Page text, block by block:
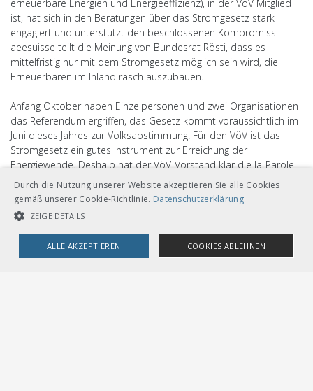
erneuerbare Energien und Energieeffizienz), in der VöV Mitglied
ist, hat sich in den Beratungen über das Stromgesetz stark
engagiert und unterstützt den beschlossenen Kompromiss.
aeesuisse teilt die Meinung von Bundesrat Rösti, dass es
mittelfristig nur mit dem Stromgesetz möglich sein wird, die
Erneuerbaren im Inland rasch auszubauen.
Anfang Oktober haben Einzelpersonen und zwei Organisationen
das Referendum ergriffen, das Gesetz kommt voraussichtlich im
Juni dieses Jahres zur Volksabstimmung. Für den VöV ist das
Stromgesetz ein gutes Instrument zur Erreichung der
Energiewende. Deshalb hat der VöV-Vorstand klar die Ja-Parole
beschlossen.
Durch die Nutzung unserer Website akzeptieren Sie alle Cookies
gemäß unserer Cookie-Richtlinie. Datenschutzerklärung
ZEIGE DETAILS
ALLE AKZEPTIEREN COOKIES ABLEHNEN